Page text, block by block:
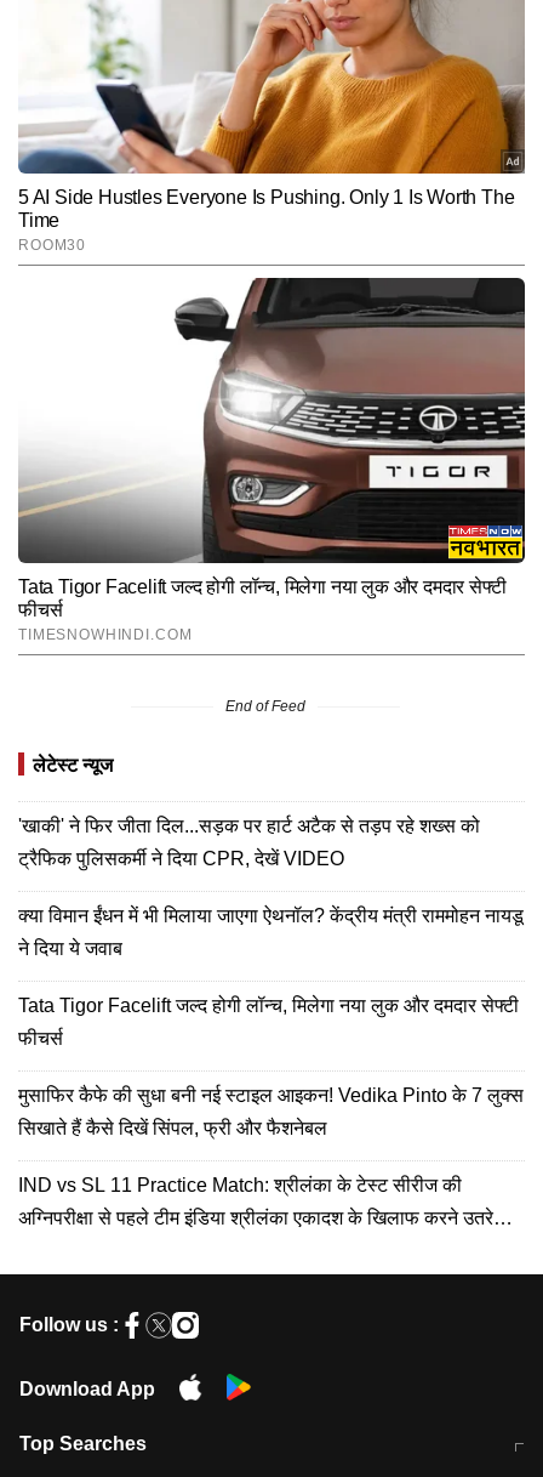
End of Feed
लेटेस्ट न्यूज
'खाकी' ने फिर जीता दिल...सड़क पर हार्ट अटैक से तड़प रहे शख्स को
ट्रैफिक पुलिसकर्मी ने दिया CPR, देखें VIDEO
क्या विमान ईंधन में भी मिलाया जाएगा ऐथनॉल? केंद्रीय मंत्री राममोहन नायडू
ने दिया ये जवाब
Tata Tigor Facelift जल्द होगी लॉन्च, मिलेगा नया लुक और दमदार सेफ्टी
फीचर्स
मुसाफिर कैफे की सुधा बनी नई स्टाइल आइकन! Vedika Pinto के 7 लुक्स
सिखाते हैं कैसे दिखें सिंपल, फ्री और फैशनेबल
IND vs SL 11 Practice Match: श्रीलंका के टेस्ट सीरीज की
अग्निपरीक्षा से पहले टीम इंडिया श्रीलंका एकादश के खिलाफ करने उतरेगी
Follow us :
Download App
Top Searches